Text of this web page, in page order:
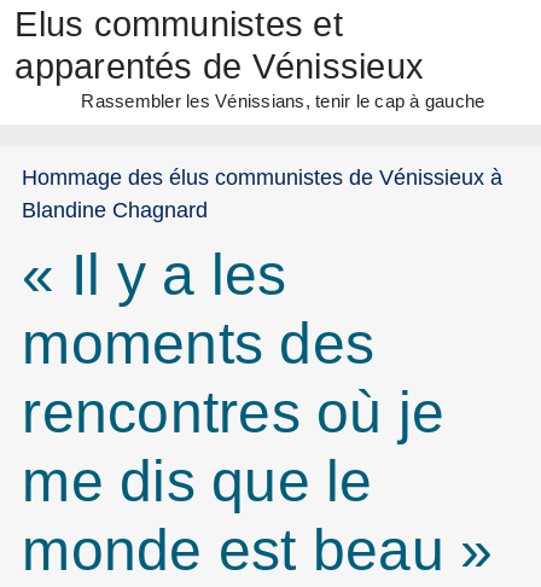
Elus communistes et
apparentés de Vénissieux
Rassembler les Vénissians, tenir le cap à gauche
Hommage des élus communistes de Vénissieux à
Blandine Chagnard
« Il y a les
moments des
rencontres où je
me dis que le
monde est beau »